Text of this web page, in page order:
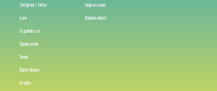
Zeitplan / Infos
Live
Ergebnisse
Sponsoren
Team
Daily News
Archiv
Impressum
Datenschutz